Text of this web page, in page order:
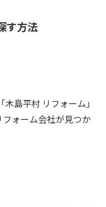
す方法
島平村 リフォーム」
ォーム会社が見つか